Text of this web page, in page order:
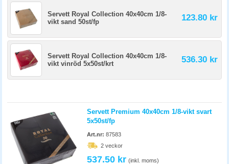
Servett Royal Collection 40x40cm 1/8-
vikt sand 50st/fp
123.80 kr
Servett Royal Collection 40x40cm 1/8-
vikt vinröd 5x50st/krt
536.30 kr
Servett Premium 40x40cm 1/8-vikt svart
5x50st/fp
Art.nr: 87583
2 veckor
537.50 kr (inkl. moms)